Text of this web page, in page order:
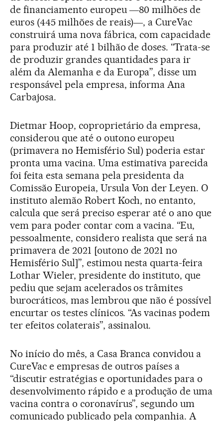
de financiamento europeu ―80 milhões de
euros (445 milhões de reais)―, a CureVac
construirá uma nova fábrica, com capacidade
para produzir até 1 bilhão de doses. “Trata-se
de produzir grandes quantidades para ir
além da Alemanha e da Europa”, disse um
responsável pela empresa, informa Ana
Carbajosa.
Dietmar Hoop, coproprietário da empresa,
considerou que até o outono europeu
(primavera no Hemisfério Sul) poderia estar
pronta uma vacina. Uma estimativa parecida
foi feita esta semana pela presidenta da
Comissão Europeia, Ursula Von der Leyen. O
instituto alemão Robert Koch, no entanto,
calcula que será preciso esperar até o ano que
vem para poder contar com a vacina. “Eu,
pessoalmente, considero realista que será na
primavera de 2021 [outono de 2021 no
Hemisfério Sul]”, estimou nesta quarta-feira
Lothar Wieler, presidente do instituto, que
pediu que sejam acelerados os trâmites
burocráticos, mas lembrou que não é possível
encurtar os testes clínicos. “As vacinas podem
ter efeitos colaterais”, assinalou.
No início do mês, a Casa Branca convidou a
CureVac e empresas de outros países a
“discutir estratégias e oportunidades para o
desenvolvimento rápido e a produção de uma
vacina contra o coronavírus”, segundo um
comunicado publicado pela companhia. A